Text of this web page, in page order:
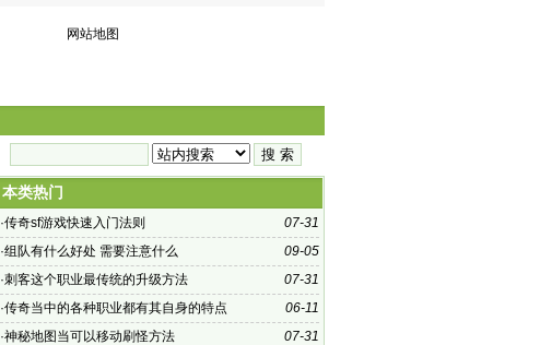
网站地图
本类热门
07-31
·传奇sf游戏快速入门法则
09-05
·组队有什么好处 需要注意什么
07-31
·刺客这个职业最传统的升级方法
06-11
·传奇当中的各种职业都有其自身的特点
07-31
·神秘地图当可以移动刷怪方法